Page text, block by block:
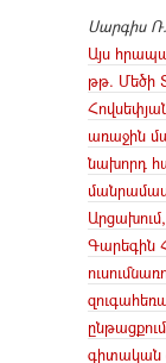
Սարգիս Ռ.
Այս
թթ. Մեծի
առաջին
նախորդ
Գարեգին
գիտական